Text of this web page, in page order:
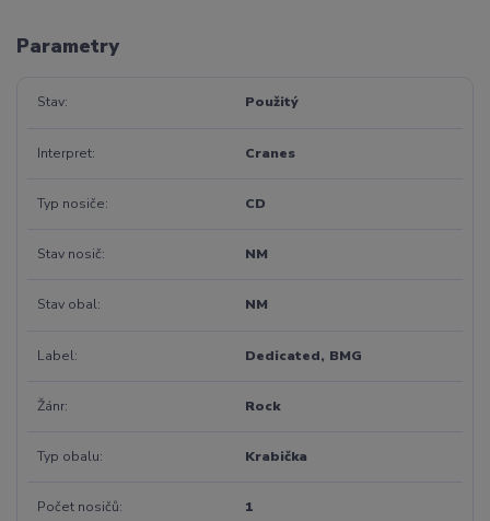
Parametry
Stav Použitý
Interpret Cranes
Typ nosiče CD
Stav nosič NM
Stav obal NM
Label Dedicated, BMG
Žánr Rock
Typ obalu Krabička
Počet nosičů 1